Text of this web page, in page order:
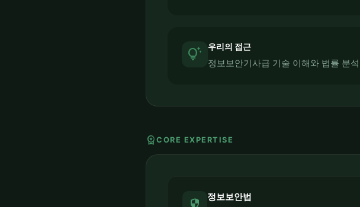
tips_and_updates 우리의 접근
정보보안기사급 기술 이해와 법률 분
workspace_premium CORE EXPERTISE
security 정보보안법